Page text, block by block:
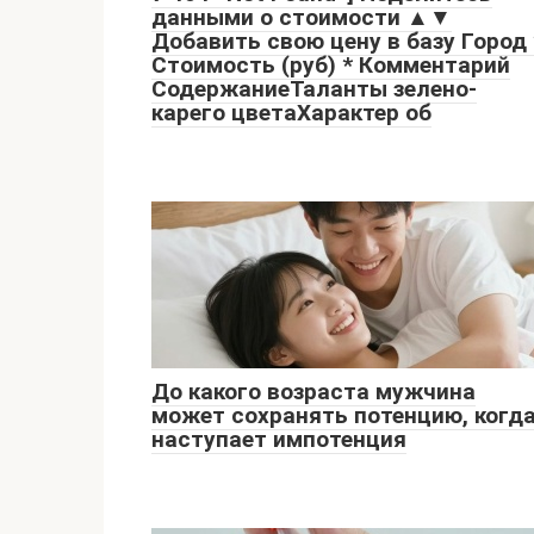
данными о стоимости ▲▼
Добавить свою цену в базу Город
Стоимость (руб) * Комментарий
СодержаниеТаланты зелено-
карего цветаХарактер об
До какого возраста мужчина
может сохранять потенцию,
наступает импотенция